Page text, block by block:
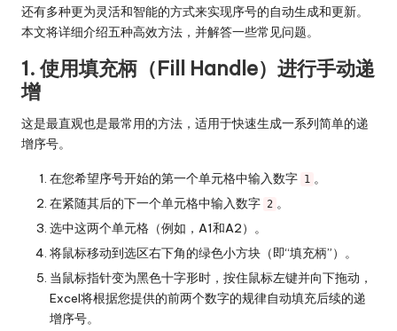
还有多种更为灵活和智能的方式来实现序号的自动生成和更新。
本文将详细介绍五种高效方法，并解答一些常见问题。
1. 使用填充柄（Fill Handle）进行手动递
增
这是最直观也是最常用的方法，适用于快速生成一系列简单的递
增序号。
在您希望序号开始的第一个单元格中输入数字 1 。
在紧随其后的下一个单元格中输入数字 2 。
选中这两个单元格（例如，A1和A2）。
将鼠标移动到选区右下角的绿色小方块（即“填充柄”）。
当鼠标指针变为黑色十字形时，按住鼠标左键并向下拖动，
Excel将根据您提供的前两个数字的规律自动填充后续的递
增序号。